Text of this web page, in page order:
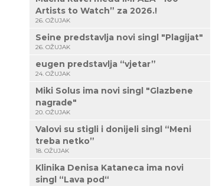
Artists to Watch” za 2026.!
26. OŽUJAK
Seine predstavlja novi singl "Plagijat"
26. OŽUJAK
eugen predstavlja “vjetar”
24. OŽUJAK
Miki Solus ima novi singl "Glazbene
nagrade"
20. OŽUJAK
Valovi su stigli i donijeli singl “Meni
treba netko”
18. OŽUJAK
Klinika Denisa Kataneca ima novi
singl “Lava pod“